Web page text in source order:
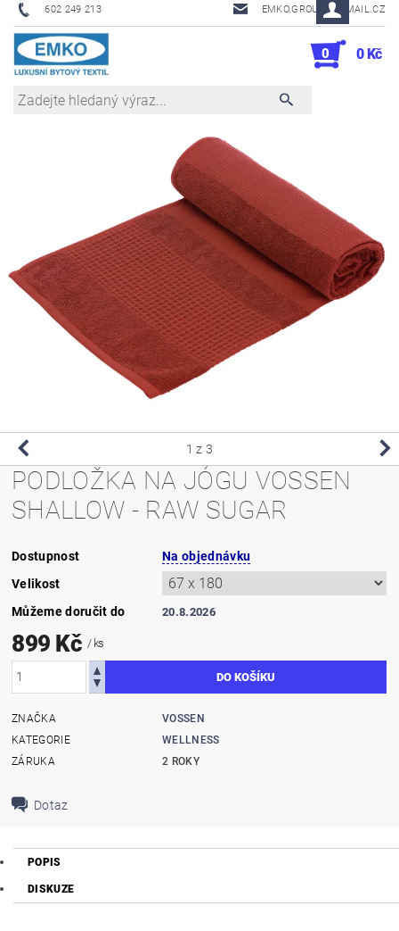
602 249 213 EMKO.GROUSL@EMAIL.CZ
0 0 Kč
1 z 3
PODLOŽKA NA JÓGU VOSSEN
SHALLOW - RAW SUGAR
Dostupnost
Na objednávku
Velikost
Můžeme doručit do
20.8.2026
899 Kč / ks
ZNAČKA
VOSSEN
KATEGORIE
WELLNESS
ZÁRUKA
2 ROKY
Dotaz
POPIS
DISKUZE